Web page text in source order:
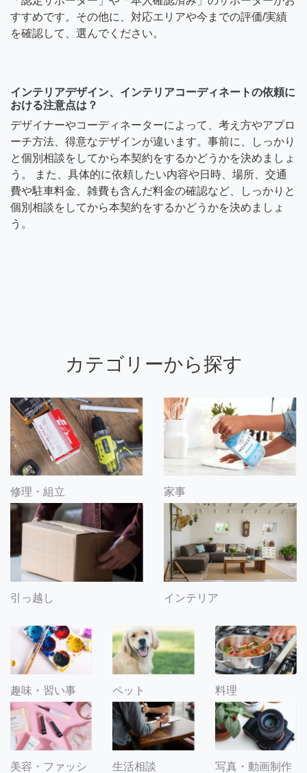
すすめです。その他に、対応エリアや今までの評価/実績
を確認して、選んでください。
インテリアデザイン、インテリアコーディネートの依頼に
おける注意点は？
デザイナーやコーディネーターによって、考え方やアプロ
ーチ方法、得意なデザインが違います。事前に、しっかり
と個別相談をしてから本契約をするかどうかを決めましょ
う。 また、具体的に依頼したい内容や日時、場所、交通
費や駐車料金、雑費も含んだ料金の確認など、しっかりと
個別相談をしてから本契約をするかどうかを決めましょ
う。
カテゴリーから探す
修理・組立 家事
引っ越し インテリア
趣味・習い事 ペット 料理
美容・ファッシ
生活相談 写真・動画制作